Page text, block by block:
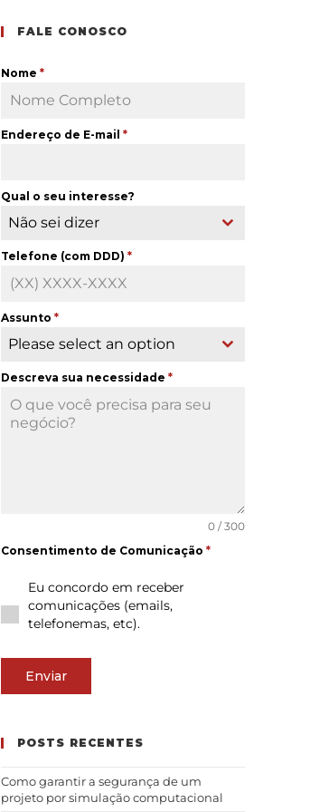
FALE CONOSCO
Nome *
Endereço de E-mail *
Qual o seu interesse?
Não sei dizer
Telefone (com DDD) *
Assunto *
Please select an option
Descreva sua necessidade *
0 / 300
Consentimento de Comunicação *
Eu concordo em receber
comunicações (emails,
telefonemas, etc).
Enviar
POSTS RECENTES
Como garantir a segurança de um
projeto por simulação computacional